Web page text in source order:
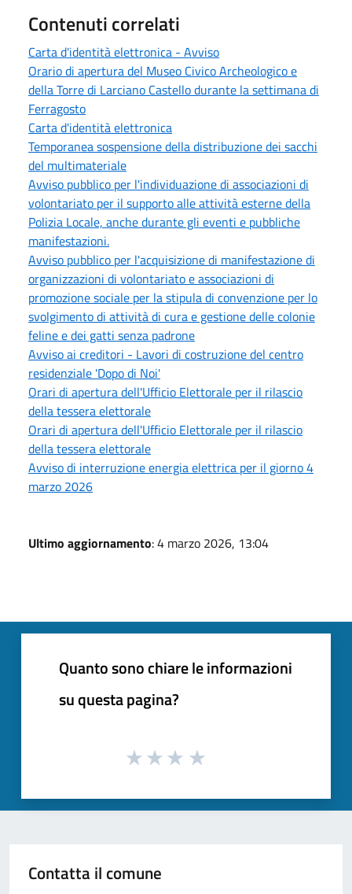
Contenuti correlati
Carta d'identità elettronica - Avviso
Orario di apertura del Museo Civico Archeologico e
della Torre di Larciano Castello durante la settimana di
Ferragosto
Carta d'identità elettronica
Temporanea sospensione della distribuzione dei sacchi
del multimateriale
Avviso pubblico per l'individuazione di associazioni di
volontariato per il supporto alle attività esterne della
Polizia Locale, anche durante gli eventi e pubbliche
manifestazioni.
Avviso pubblico per l'acquisizione di manifestazione di
organizzazioni di volontariato e associazioni di
promozione sociale per la stipula di convenzione per lo
svolgimento di attività di cura e gestione delle colonie
feline e dei gatti senza padrone
Avviso ai creditori - Lavori di costruzione del centro
residenziale 'Dopo di Noi'
Orari di apertura dell'Ufficio Elettorale per il rilascio
della tessera elettorale
Orari di apertura dell'Ufficio Elettorale per il rilascio
della tessera elettorale
Avviso di interruzione energia elettrica per il giorno 4
marzo 2026
Ultimo aggiornamento: 4 marzo 2026, 13:04
Quanto sono chiare le informazioni
su questa pagina?
Contatta il comune